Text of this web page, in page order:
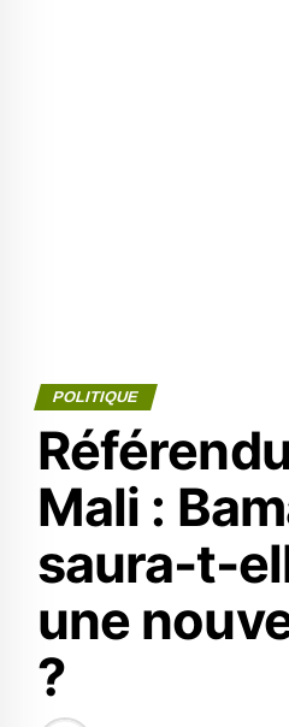
POLITIQUE
Mali :
saura-t-
une
?